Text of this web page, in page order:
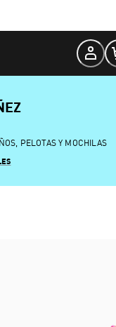
PELOTAS Y MOCHILAS